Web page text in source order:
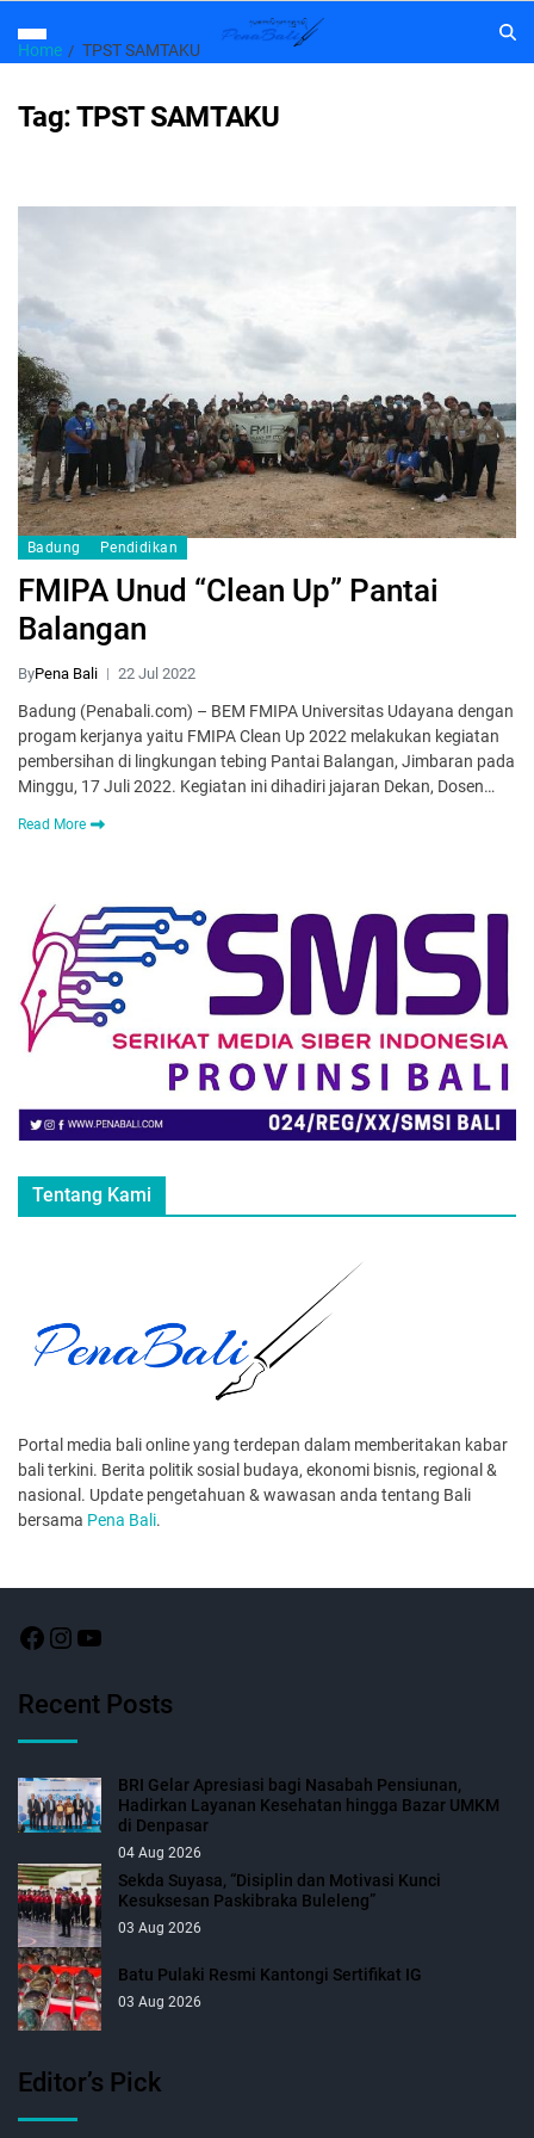
Home TPST SAMTAKU
Tag:TPST SAMTAKU
Badung Pendidikan
FMIPA Unud “Clean Up” Pantai
Balangan
ByPena Bali 22 Jul 2022
Badung (Penabali.com) – BEM FMIPA Universitas Udayana dengan
progam kerjanya yaitu FMIPA Clean Up 2022 melakukan kegiatan
pembersihan di lingkungan tebing Pantai Balangan, Jimbaran pada
Minggu, 17 Juli 2022. Kegiatan ini dihadiri jajaran Dekan, Dosen…
Read More
Tentang Kami
Portal media bali online yang terdepan dalam memberitakan kabar
bali terkini. Berita politik sosial budaya, ekonomi bisnis, regional &
nasional. Update pengetahuan & wawasan anda tentang Bali
bersama Pena Bali.
Recent Posts
BRI Gelar Apresiasi bagi Nasabah Pensiunan,
Hadirkan Layanan Kesehatan hingga Bazar UMKM
di Denpasar
04 Aug 2026
Sekda Suyasa, “Disiplin dan Motivasi Kunci
Kesuksesan Paskibraka Buleleng”
03 Aug 2026
Batu Pulaki Resmi Kantongi Sertifikat IG
03 Aug 2026
Editor’s Pick